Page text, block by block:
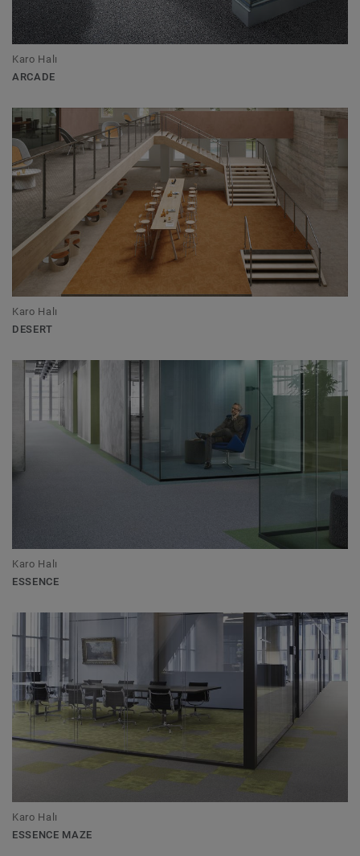
Karo Halı
ARCADE
Karo Halı
DESERT
Karo Halı
ESSENCE
Karo Halı
ESSENCE MAZE